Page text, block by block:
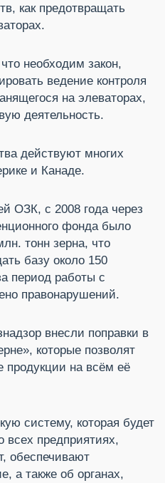
как предотвращать
необходим закон,
ведение контроля
на элеваторах,
деятельность.
действуют многих
и Канаде.
ОЗК, с 2008 года через
фонда было
тонн зерна, что
базу около 150
период работы с
правонарушений.
внесли поправки в
которые позволят
продукции на всём её
систему, которая будет
предприятиях,
обеспечивают
а также об органах,